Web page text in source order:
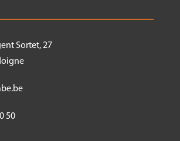
Sortet, 27
50